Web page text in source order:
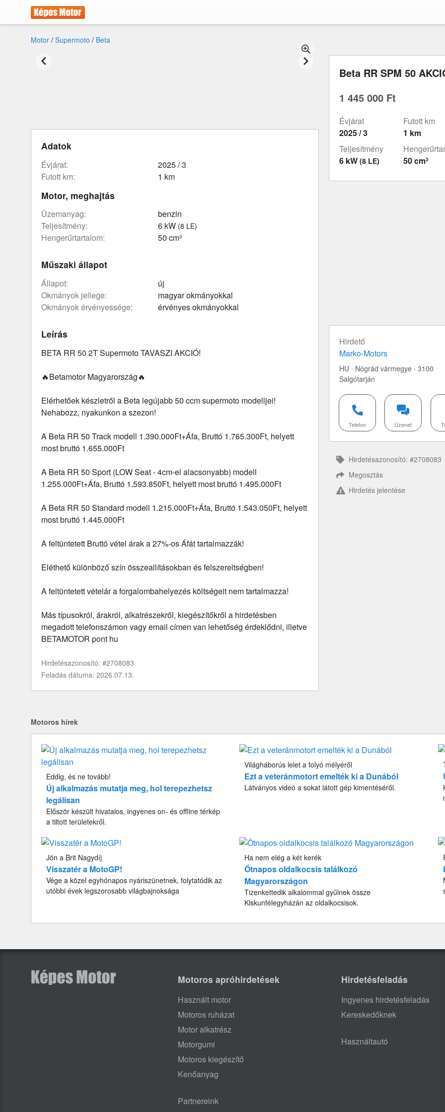
Motor / Supermoto / Beta
Beta RR SPM 50
1 445 000 Ft
Évjárat
2025 / 3
Futott km
1 km
Teljesítmény
6 kW (8 LE)
50 cm³
Hirdető
Marko-Motors
HU · Nógrád vármegye · 3100
Salgótarján
Telefon Üzenet
Hirdetésazonosító: #2708083
Megosztás
Hirdetés jelentése
Adatok
évjárat:
2025 / 3
futott km:
1 km
Motor, meghajtás
üzemanyag:
benzin
teljesítmény:
6 kW (8 LE)
hengerűrtartalom: 50 cm³
Műszaki állapot
állapot:
új
okmányok jellege:
magyar okmányokkal
okmányok érvényessége:
érvényes okmányokkal
Leírás
BETA RR 50 2T Supermoto TAVASZI AKCIÓ!
🔥Betamotor Magyarország🔥
Elérhetőek készletről a Beta legújabb 50 ccm supermoto modelljei!
Nehabozz, nyakunkon a szezon!
A Beta RR 50 Track modell 1.390.000Ft+Áfa, Bruttó 1.765.300Ft, helyett
most bruttó 1.655.000Ft
A Beta RR 50 Sport (LOW Seat - 4cm-el alacsonyabb) modell
1.255.000Ft+Áfa, Bruttó 1.593.850Ft, helyett most bruttó 1.495.000Ft
A Beta RR 50 Standard modell 1.215.000Ft+Áfa, Bruttó 1.543.050Ft, helyett
most bruttó 1.445.000Ft
A feltüntetett Bruttó vétel árak a 27%-os Áfát tartalmazzák!
Eléthető különböző szín összeallításokban és felszereltségben!
A feltüntetett vételár a forgalombahelyezés költségeit nem tartalmazza!
Más típusokról, árakról, alkatrészekről, kiegészítőkről a hirdetésben
megadott telefonszámon vagy email címen van lehetőség érdeklődni, illetve
BETAMOTOR pont hu
Hirdetésazonosító: #2708083
Feladás dátuma: 2026.07.13.
Motoros hírek
Eddig, és ne tovább!
Új alkalmazás mutatja meg, hol terepezhetsz
legálisan
Először készült hivatalos, ingyenes on- és offline térkép
a tiltott területekről.
Világháborús lelet a folyó mélyéről
Ezt a veteránmotort emelték ki a Dunából
Látványos videó a sokat látott gép kimentéséről.
Jön a Brit Nagydíj
Visszatér a MotoGP!
Vége a közel egyhónapos nyáriszünetnek, folytatódik az
utóbbi évek legszorosabb világbajnoksága
Ha nem elég a két kerék
Ötnapos oldalkocsis találkozó
Magyarországon
Tizenkettedik alkalommal gyűlnek össze
Kiskunfélegyházán az oldalkocsisok.
Motoros apróhirdetések
Használt motor
Motoros ruházat
Motor alkatrész
Motorgumi
Motoros kiegészítő
Kenőanyag
Partnereink
Hirdetésfeladás
Ingyenes hirdetésfeladás
Kereskedőknek
Használtautó